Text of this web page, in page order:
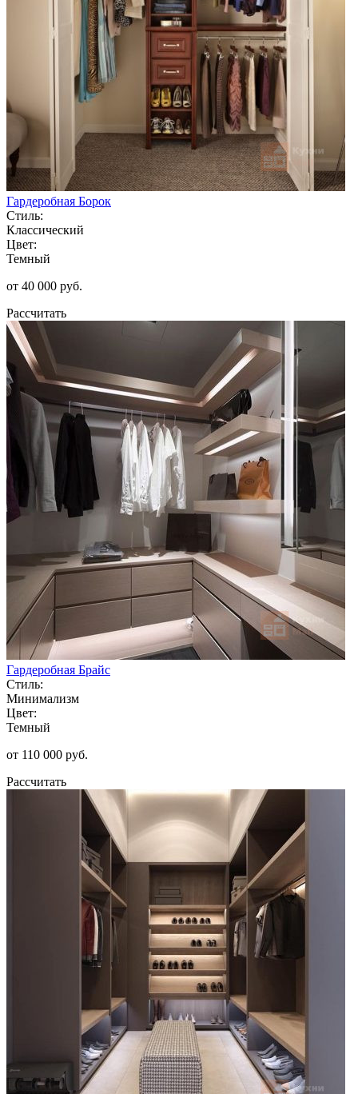
Гардеробная Борок
Стиль:
Классический
Цвет:
Темный
от 40 000 руб.
Рассчитать
Гардеробная Брайс
Стиль:
Минимализм
Цвет:
Темный
от 110 000 руб.
Рассчитать